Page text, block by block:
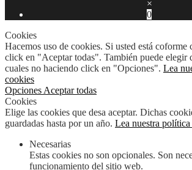
×
0
Cookies
Hacemos uso de cookies. Si usted está coforme
click en "Aceptar todas". También puede elegir
cuales no haciendo click en "Opciones". Lea
cookies
OpcionesAceptar todas
Cookies
Elige las cookies que desa aceptar. Dichas
guardadas hasta por un año. Lea nuestra
Necesarias
Estas cookies no son opcionales. Son
funcionamiento del sitio web.